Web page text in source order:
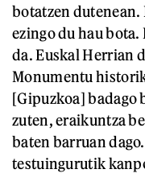
botatzen dutenean.
ezingo du hau bota.
da. Euskal Herrian
Monumentu
[Gipuzkoa] badago
zuten, eraikuntza
baten barruan
testuingurutik